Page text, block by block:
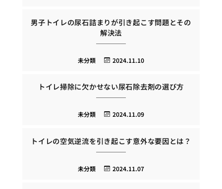
男子トイレの尿石詰まりが引き起こす問題とその
解決法
2024.11.10
未分類
トイレ掃除に欠かせない尿石除去剤の選び方
2024.11.09
未分類
トイレの空気逆流を引き起こす意外な要因とは？
2024.11.07
未分類